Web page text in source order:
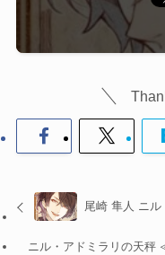
尾崎 隼人 ニ
ニル・アドミラリの天